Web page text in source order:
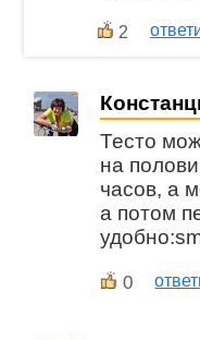
2
Тесто
на
часов, а
а потом
0